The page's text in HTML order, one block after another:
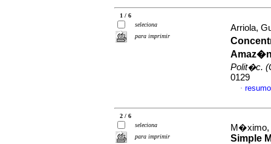
1 / 6
seleciona
para imprimir
Arriola,
Polit�c.
0129
·
2 / 6
seleciona
para imprimir
M�ximo,
Simple